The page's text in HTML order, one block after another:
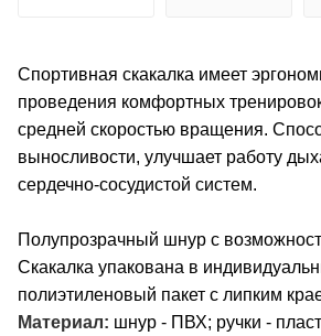
Спортивная скакалка имеет
проведения комфортных
средней скоростью вращения.
выносливости, улучшает работу
сердечно-сосудистой систем.
Полупрозрачный шнур с
Скакалка упакована в
полиэтиленовый пакет с липким
Материал: шнур - ПВХ; ручки -